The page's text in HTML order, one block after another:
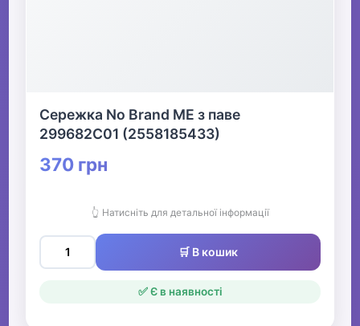
Сережка No Brand ME з паве
299682C01 (2558185433)
370 грн
👆 Натисніть для детальної інформації
🛒 В кошик
✅ Є в наявності